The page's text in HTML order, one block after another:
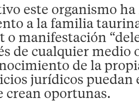
este organismo
a la familia
o manifestación
de cualquier medio
de la
jurídicos puedan
crean oportunas.